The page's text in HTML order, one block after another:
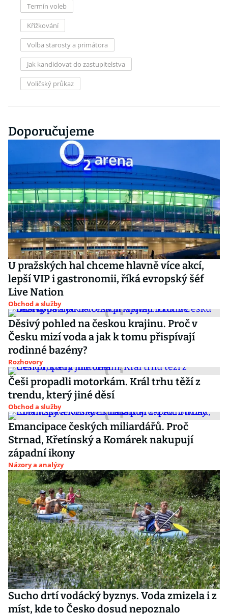
Termín voleb
Křížkování
Volba starosty a primátora
Jak kandidovat do zastupitelstva
Voličský průkaz
Doporučujeme
U pražských hal chceme hlavně více akcí,
lepší VIP i gastronomii, říká evropský šéf
Live Nation
Obchod a služby
Děsivý pohled na českou krajinu. Proč v
Česku mizí voda a jak k tomu přispívají
rodinné bazény?
Rozhovory
Češi propadli motorkám. Král trhu těží z
trendu, který jiné děsí
Obchod a služby
Emancipace českých miliardářů. Proč
Strnad, Křetínský a Komárek nakupují
západní ikony
Názory a analýzy
Sucho drtí vodácký byznys. Voda zmizela i z
míst, kde to Česko dosud nepoznalo